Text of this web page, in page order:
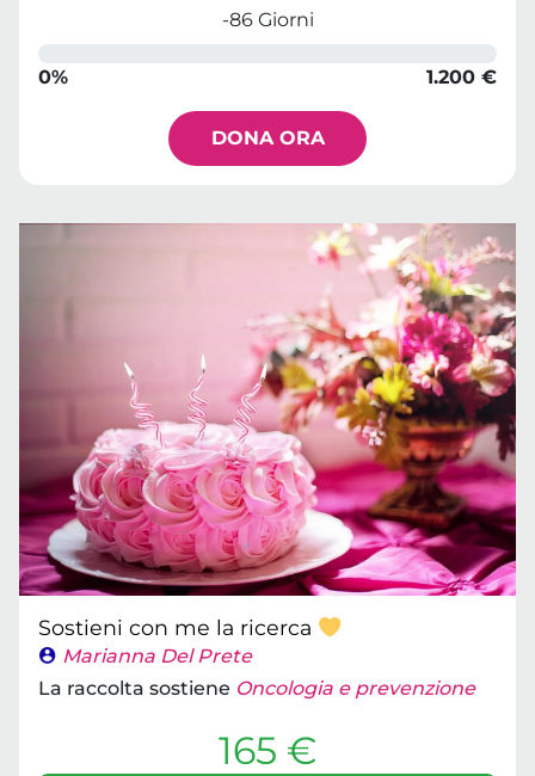
-86 Giorni
0% 1.200 €
DONA ORA
Sostieni con me la ricerca
Marianna Del Prete
La raccolta sostiene Oncologia e prevenzione
165 €